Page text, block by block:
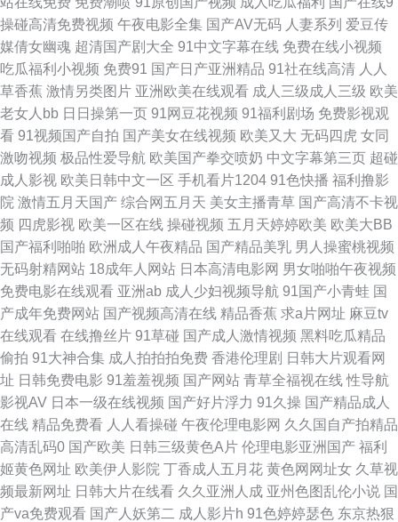
费观看 三级做爱毛片 日韩欧美乱综合 91在线播放免费视频 东方va青青在线
豆花黑料导航 99热婷 超碰91婷婷 99国产精品99久久 大香蕉伊人av 超碰在
线操91 91永久免费看 91视频在线观看播放 91学生妹片黄com 91天堂网 91
视频逼网站 91青青草视频在线观看 91传媒免费网站入口 91色电影蝌蚪 91
试香蕉视频 91社区免费在线 91人妻人精人人操 91嫩国产线观 91秘密入口
秘在线观看 91白丝白虎萝莉 91免费公开视频观看 91视频精品网站 91丝腿
91国家免费在线观看 在线播放的成人 亚瑟s色网 深喉九区 欧美性精品一区
欧美吧第一页 91n日韩中文 91n中文字幕 91超碰在线成人蝌蚪 91传剧在线
看 亚洲偷牌自拍 深夜电影院福利深a 日本黑料精品天堂0 日本理论 无码高清
韩日不卡一区 先锋影音女同 亚洲激喷 亚洲小说网 深夜成人福利 欧美一二三
欧美久久青青草 久草福利资源 国产热婷婷 成人深夜 久久影院视频 女人心AV
网站 欧美淫乱一区二区 日韩精品视频播放成人 欧美日韩另类国产中文 狼人
操碰高清免费视频 午夜电影全集 国产AV无码 人妻系列 爱豆传
媒倩女幽魂 超清国产剧大全 91中文字幕在线 免费在线小视频
吃瓜福利小视频 免费91 国产日产亚洲精品 91社在线高清 人人
草香蕉 激情另类图片 亚洲欧美在线观看 成人三级成人三级 欧美
老女人bb 日日操第一页 91网豆花视频 91福利剧场 免费影视观
看 91视频国产自拍 国产美女在线视频 欧美又大 无码四虎 女同
激吻视频 极品性爱导航 欧美国产拳交喷奶 中文字幕第三页 超碰
成人影视 欧美日韩中文一区 手机看片1204 91色快播 福利撸影
院 激情五月天国产 综合网五月天 美女主播青草 国产高清不卡视
频 四虎影视 欧美一区在线 操碰视频 五月天婷婷欧美 欧美大BB
国产福利啪啪 欧洲成人午夜精品 国产精品美乳 男人操蜜桃视频
无码射精网站 18成年人网站 日本高清电影网 男女啪啪午夜视频
免费电影在线观看 亚洲ab 成人少妇视频导航 91国产小青蛙 国
产成年免费网站 国产视频高清在线 精品香蕉 求a片网址 麻豆tv
在线观看 在线撸丝片 91草碰 国产成人激情视频 黑料吃瓜精品
偷拍 91大神合集 成人拍拍拍免费 香港伦理剧 日韩大片观看网
址 日韩免费电影 91羞羞视频 国产网站 青草全福视在线 性导航
影视AV 日本一级在线视频 国产好片浮力 91久操 国产精品成人
在线 精品免费看 人人看操碰 午夜伦理电影网 久久国自产拍精品
高清乱码0 国产欧美 日韩三级黄色A片 伦理电影亚洲国产 福利
姬黄色网址 欧美伊人影院 丁香成人五月花 黄色网网址女 久草视
频最新网址 日韩大片在线看 久久亚洲人成 亚州色图乱伦小说 国
产va免费观看 国产人妖第二 成人影片h 91色婷婷瑟色 东京热狠